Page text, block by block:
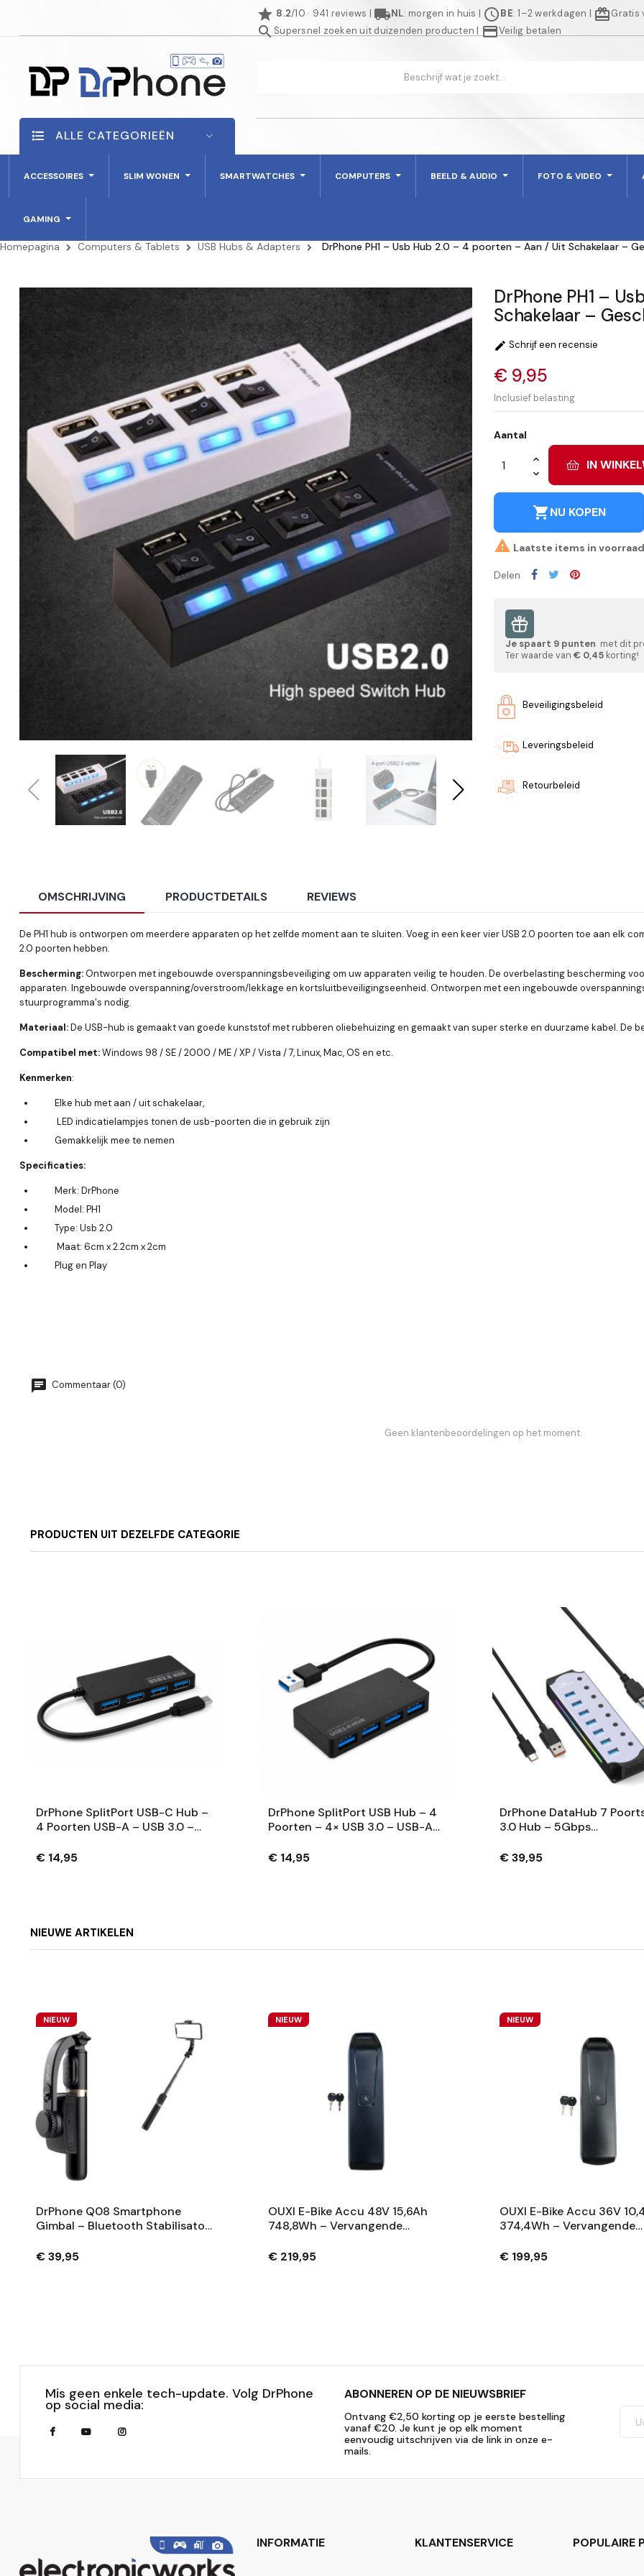
star 8.2/10 · 941 reviews | local_shippingNL: morgen in huis | scheduleBE: 1–2 werkdagen | redeemGratis
searchSupersnel zoeken uit duizenden producten | credit_cardVeilig betalen
ALLE CATEGORIEËN
ACCESSOIRES SLIM WONEN SMARTWATCHES COMPUTERS BEELD & AUDIO FOTO & VIDEO
GAMING
Homepagina Computers & Tablets USB Hubs & Adapters DrPhone PH1 – Usb Hub 2.0 – 4 poorten – Aan / Uit Schakelaar –
DrPhone PH1 –
Schakelaar –
 Schrijf een recensie
€ 9,95
Inclusief belasting
Aantal
IN
shopping_cartNU KOPEN
 Laatste items in voorraad
Delen
Je spaart 9 punten met dit
Ter waarde van € 0,45 korting!
Beveiligingsbeleid
Leveringsbeleid
Retourbeleid
OMSCHRIJVING PRODUCTDETAILS REVIEWS
De PH1 hub is ontworpen om meerdere apparaten op het zelfde moment aan te sluiten. Voeg in een keer vier USB 2.0 poorten toe aan elk
2.0 poorten hebben.
Bescherming:Ontworpen met ingebouwde overspanningsbeveiliging om uw apparaten veilig te houden. De overbelasting bescherming
apparaten. Ingebouwde overspanning/overstroom/lekkage en kortsluitbeveiligingseenheid. Ontworpen met een ingebouwde
stuurprogramma's nodig.
Materiaal:De USB-hub is gemaakt van goede kunststof met rubberen oliebehuizing en gemaakt van super sterke en duurzame kabel. De
Compatibel met:Windows 98 / SE / 2000 / ME / XP / Vista / 7, Linux, Mac, OS en etc.
Kenmerken:
Elke hub met aan / uit schakelaar,
LED indicatielampjes tonen de usb-poorten die in gebruik zijn
Gemakkelijk mee te nemen
Specificaties:
Merk: DrPhone
Model: PH1
Type: Usb 2.0
Maat: 6cm x 2.2cm x 2cm
Plug en Play
Commentaar (0)
Geen klantenbeoordelingen op het moment.
PRODUCTEN UIT DEZELFDE CATEGORIE
DrPhone SplitPort USB-C Hub –
4 Poorten USB-A – USB 3.0 –
Zwart
€ 14,95
DrPhone SplitPort USB Hub – 4
Poorten – 4× USB 3.0 – USB-A
Adapters
€ 14,95
DrPhone DataHub 7
3.0 Hub – 5Gbps
Verlichting – Individuele
€ 39,95
NIEUWE ARTIKELEN
NIEUW
DrPhone Q08 Smartphone
Gimbal – Bluetooth Stabilisator
Zwart
€ 39,95
NIEUW
OUXI E-Bike Accu 48V 15,6Ah
748,8Wh – Vervangende
Sleutels – Zwart
€ 219,95
NIEUW
OUXI E-Bike Accu 36V
374,4Wh – Vervangende
Sleutels – Zwart
€ 199,95
Mis geen enkele tech-update. Volg DrPhone
op social media:
ABONNEREN OP DE NIEUWSBRIEF
Ontvang €2,50 korting op je eerste bestelling
vanaf €20. Je kunt je op elk moment
eenvoudig uitschrijven via de link in onze e-
mails.
INFORMATIE KLANTENSERVICE POPULAIRE